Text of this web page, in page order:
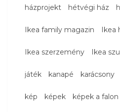
házprojekt hétvégi ház
Ikea family magazin Ikea
Ikea szerzemény Ikea
játék kanapé karácsony
kép képek képek a falon